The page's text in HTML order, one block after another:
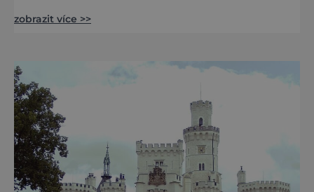
rekonstrukce historických památek přitahují
moderní zážitky do jedinečné nabídky
turistických míst – přinášíme jejich výběr. Po
přibližně pětileté
zobrazit více >>